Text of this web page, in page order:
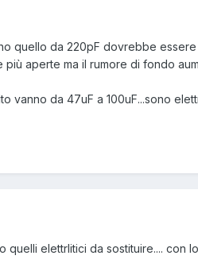
quello da 220pF dovrebbe
più aperte ma il rumore di fondo
vanno da 47uF a 100uF...sono
quelli elettrlitici da sostituire.... con